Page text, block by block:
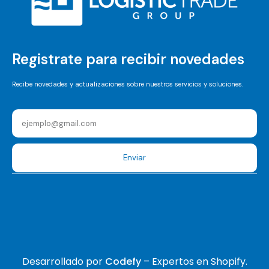
Registrate para recibir novedades
Recibe novedades y actualizaciones sobre nuestros servicios y soluciones.
Enviar
Desarrollado por Codefy – Expertos en Shopify.